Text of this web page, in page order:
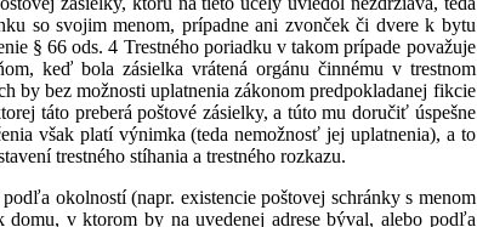
so svojim menom, prípadne ani zvonček či dvere k bytu
§ 66 ods. 4 Trestného poriadku v takom prípade považuje
keď bola zásielka vrátená orgánu činnému v trestnom
by bez možnosti uplatnenia zákonom predpokladanej fikcie
táto preberá poštové zásielky, a túto mu doručiť úspešne
však platí výnimka (teda nemožnosť jej uplatnenia), a to
trestného stíhania a trestného rozkazu.
okolností (napr. existencie poštovej schránky s menom
v ktorom by na uvedenej adrese býval, alebo podľa